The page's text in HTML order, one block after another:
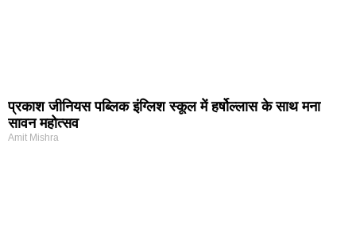
प्रकाश जीनियस पब्लिक इंग्लिश स्कूल में हर्षोल्लास के साथ मना
सावन महोत्सव
Amit Mishra